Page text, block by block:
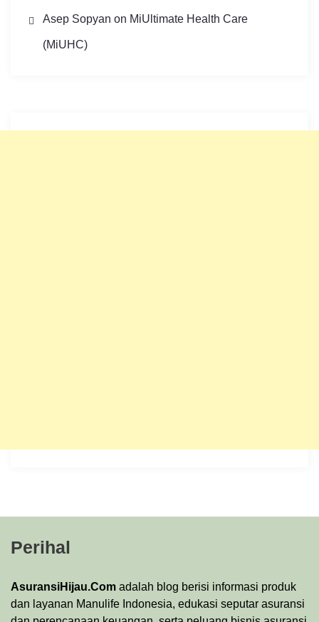
Asep Sopyan on MiUltimate Health Care
(MiUHC)
Perihal
AsuransiHijau.Com adalah blog berisi informasi produk
dan layanan Manulife Indonesia, edukasi seputar asuransi